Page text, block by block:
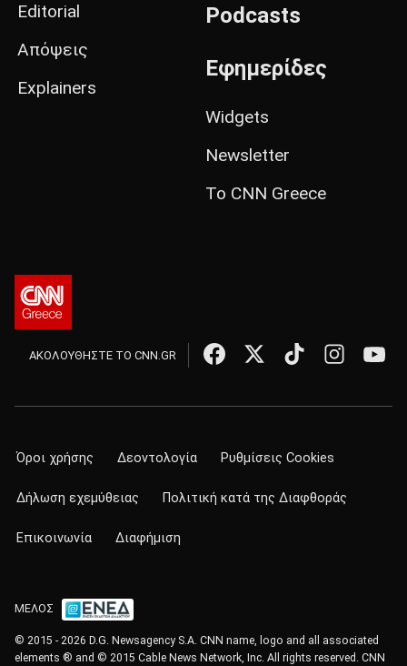
Editorial
Απόψεις
Explainers
Podcasts
Εφημερίδες
Widgets
Newsletter
Το CNN Greece
ΑΚΟΛΟΥΘΗΣΤΕ ΤΟ CNN.GR
Όροι χρήσης Δεοντολογία Ρυθμίσεις Cookies
Δήλωση εχεμύθειας Πολιτική κατά της Διαφθοράς
Επικοινωνία Διαφήμιση
ΜΕΛΟΣ
© 2015 - 2026 D.G. Newsagency S.A. CNN name, logo and all associated
elements ® and © 2015 Cable News Network, Inc. All rights reserved. CNN